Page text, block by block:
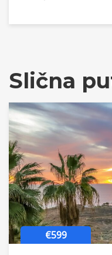
Slična
€599